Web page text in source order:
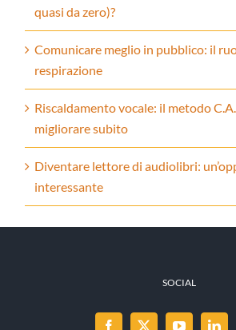
quasi da zero)?
Comunicare meglio in pubblico: il
respirazione
Riscaldamento vocale: il metodo
migliorare subito
Diventare lettore di audiolibri:
interessante
SOCIAL